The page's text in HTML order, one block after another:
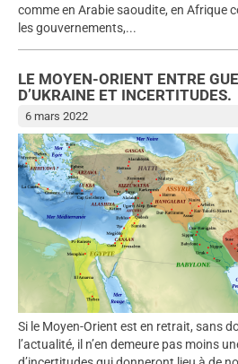
comme en Arabie saoudite, en Afrique
les gouvernements,...
LE MOYEN-ORIENT ENTRE
D’UKRAINE ET INCERTITUDES.
6 mars 2022
Si le Moyen-Orient est en retrait, sans
l’actualité, il n’en demeure pas moins